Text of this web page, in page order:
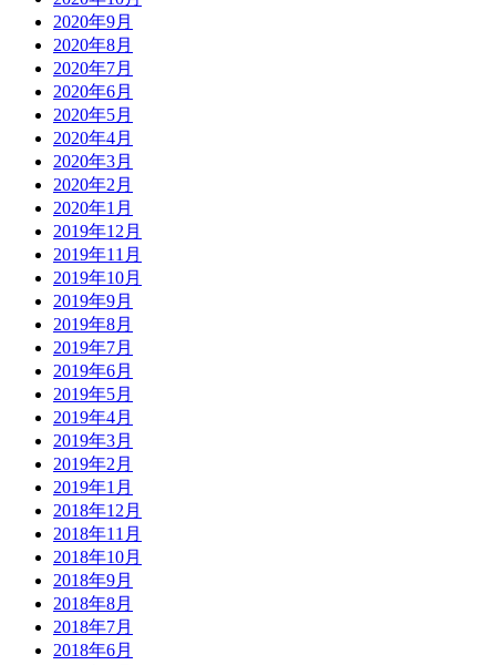
2020年9月
2020年8月
2020年7月
2020年6月
2020年5月
2020年4月
2020年3月
2020年2月
2020年1月
2019年12月
2019年11月
2019年10月
2019年9月
2019年8月
2019年7月
2019年6月
2019年5月
2019年4月
2019年3月
2019年2月
2019年1月
2018年12月
2018年11月
2018年10月
2018年9月
2018年8月
2018年7月
2018年6月